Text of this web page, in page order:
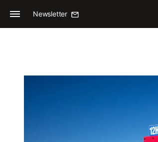
Newsletter